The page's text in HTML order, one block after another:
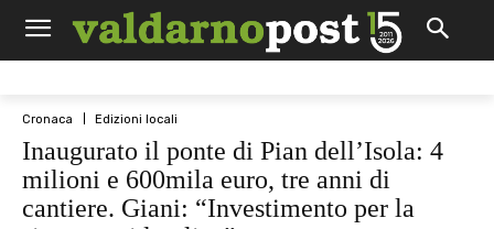
Cronaca Edizioni locali
Inaugurato il ponte di Pian dell’Isola: 4
milioni e 600mila euro, tre anni di
cantiere. Giani: “Investimento per la